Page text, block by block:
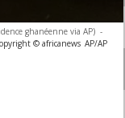
ghanéenne via AP) -
© africanews AP/AP